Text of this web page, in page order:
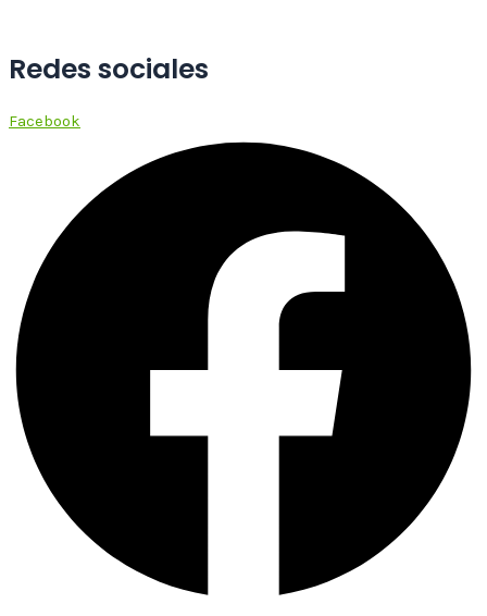
Redes sociales
Facebook